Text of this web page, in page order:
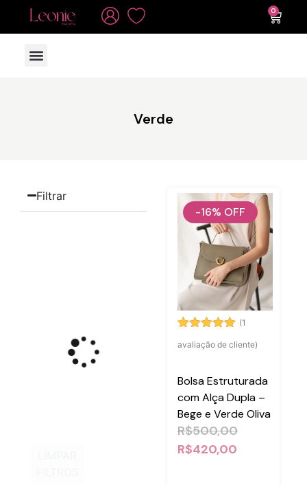
0
Verde
Filtrar
-16% OFF
como5.00
emavaliação
de cliente
(1
avaliação de cliente)
Bolsa Estruturada
com Alça Dupla –
Bege e Verde Oliva
R$500,00
R$420,00